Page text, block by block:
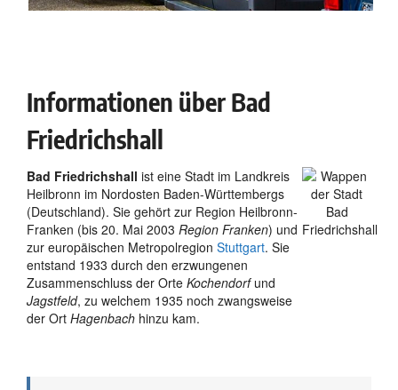
Informationen über Bad
Friedrichshall
Bad Friedrichshall ist eine Stadt im Landkreis
Heilbronn im Nordosten Baden-Württembergs
(Deutschland). Sie gehört zur Region Heilbronn-
Franken (bis 20. Mai 2003 Region Franken) und
zur europäischen Metropolregion Stuttgart. Sie
entstand 1933 durch den erzwungenen
Zusammenschluss der Orte Kochendorfund
Jagstfeld, zu welchem 1935 noch zwangsweise
der Ort Hagenbach hinzu kam.